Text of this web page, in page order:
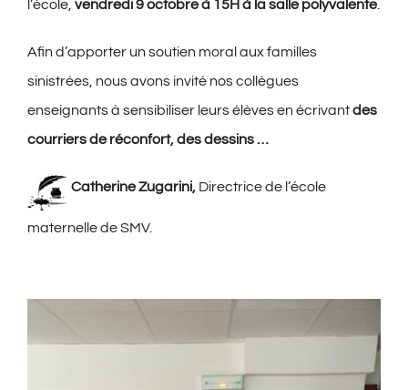
l’école, vendredi 9 octobre à 15H à la salle polyvalente.
Afin d’apporter un soutien moral aux familles
sinistrées, nous avons invité nos collègues
enseignants à sensibiliser leurs élèves en écrivantdes
courriers de réconfort, des dessins …
Catherine Zugarini, Directrice de l’école
maternelle de SMV.